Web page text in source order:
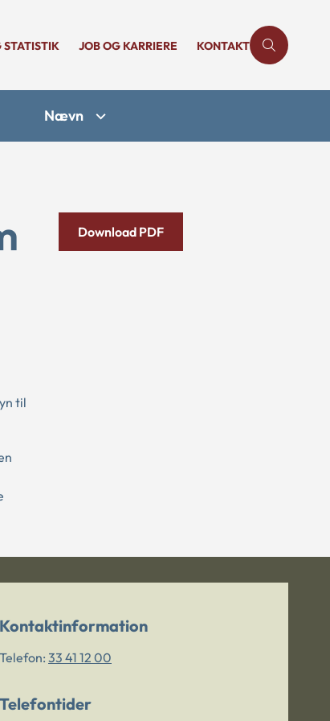
STATISTIK JOB OG KARRIERE KONTAKT
Nævn
til
Download PDF
Kontaktinformation
Telefon: 33 41 12 00
Telefontider